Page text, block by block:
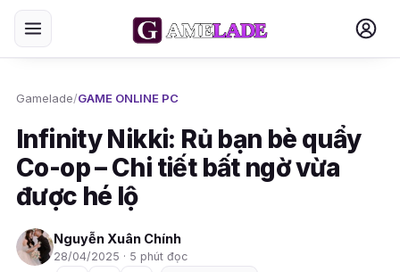
Gamelade/GAME ONLINE PC
Infinity Nikki: Rủ bạn bè quẩy
Co-op – Chi tiết bất ngờ vừa
được hé lộ
Nguyễn Xuân Chính
28/04/2025 · 5 phút đọc